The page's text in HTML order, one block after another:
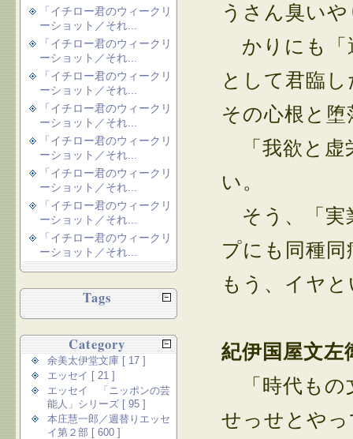
うさん臭い
かりにも「
として君臨
その心根と
「我欲と虚
い。
そう、「実
プにも同種
もう、イヤ
紀伊国屋文左
「時代もの
せっせとや
「イチロー君のウィークリ
ーショット／それ...
「イチロー君のウィークリ
ーショット／それ...
「イチロー君のウィークリ
ーショット／それ...
「イチロー君のウィークリ
ーショット／それ...
「イチロー君のウィークリ
ーショット／それ...
「イチロー君のウィークリ
ーショット／それ...
「イチロー君のウィークリ
ーショット／それ...
「イチロー君のウィークリ
ーショット／それ...
Tags
Category
余美太伊堂文庫 [ 17 ]
エッセイ [ 21 ]
エッセイ 「ニッポンの芸
能人」シリーズ [ 95 ]
本庄慧一郎／週替りエッセ
イ第２部 [ 600 ]